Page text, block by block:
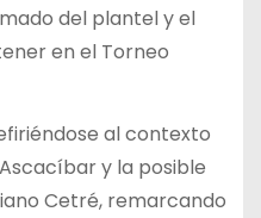
del plantel y el
en el Torneo
al contexto
y la posible
Cetré, remarcando